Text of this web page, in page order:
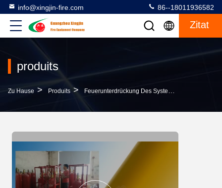
info@xingjin-fire.com 86--18011936582
Zitat
produits
Zu Hause > Produits > Feuerunterdrückung Des System-FM200